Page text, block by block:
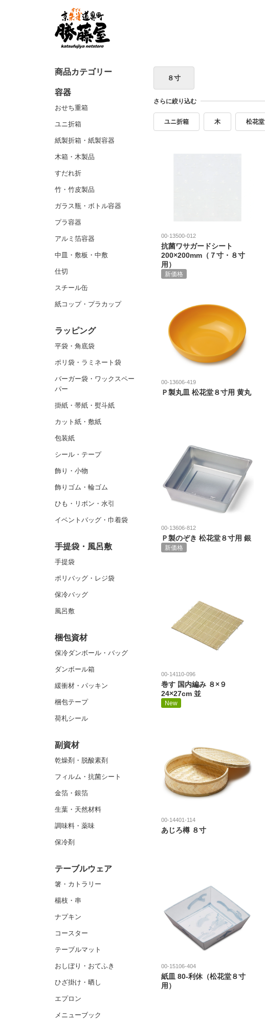
商品カテゴリー
容器
おせち重箱
ユニ折箱
紙製折箱・紙製容器
木箱・木製品
すだれ折
竹・竹皮製品
ガラス瓶・ボトル容器
プラ容器
アルミ箔容器
中皿・敷板・中敷
仕切
スチール缶
紙コップ・プラカップ
ラッピング
平袋・角底袋
ポリ袋・ラミネート袋
バーガー袋・ワックスペー
パー
掛紙・帯紙・熨斗紙
カット紙・敷紙
包装紙
シール・テープ
飾り・小物
飾りゴム・輪ゴム
ひも・リボン・水引
イベントバッグ・巾着袋
手提袋・風呂敷
手提袋
ポリバッグ・レジ袋
保冷バッグ
風呂敷
梱包資材
保冷ダンボール・バッグ
ダンボール箱
緩衝材・パッキン
梱包テープ
荷札シール
副資材
乾燥剤・脱酸素剤
フィルム・抗菌シート
金箔・銀箔
生葉・天然材料
調味料・薬味
保冷剤
テーブルウェア
箸・カトラリー
楊枝・串
ナプキン
コースター
テーブルマット
おしぼり・おてふき
ひざ掛け・晒し
エプロン
メニューブック
８寸
さらに絞り込む
ユニ折箱 木 松花堂
00-13500-012
抗菌ワサガードシート
200×200mm（７寸・８寸
用）
新価格
00-13606-419
Ｐ製丸皿 松花堂８寸用 黄丸
00-13606-812
Ｐ製のぞき 松花堂８寸用 銀
新価格
00-14110-096
巻す 国内編み ８×９
24×27cm 並
New
00-14401-114
あじろ樽 ８寸
00-15106-404
紙皿 80-利休（松花堂８寸
用）